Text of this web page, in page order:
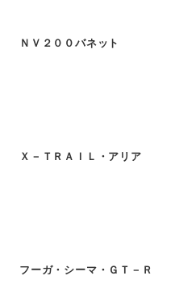
ＮＶ２００バネット
Ｘ－ＴＲＡＩＬ・アリア
フーガ・シーマ・ＧＴ－Ｒ